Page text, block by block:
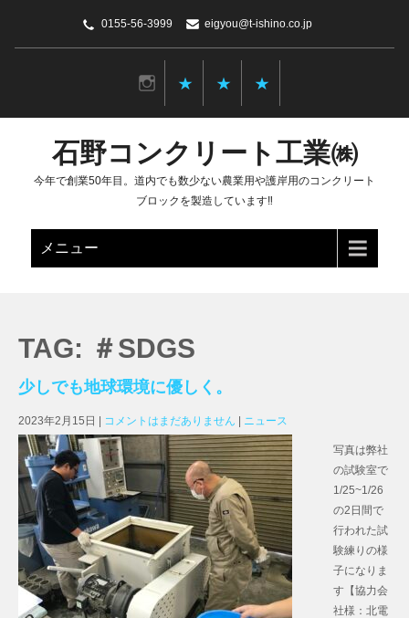
0155-56-3999 eigyou@t-ishino.co.jp
石野コンクリート工業㈱
今年で創業50年目。道内でも数少ない農業用や護岸用のコンクリート
ブロックを製造しています‼
メニュー
TAG: ＃SDGS
少しでも地球環境に優しく。
2023年2月15日 コメントはまだありません ニュース
写真は弊社
の試験室で
1/25~1/26
の2日間で
行われた試
験練りの様
子になりま
す【協力会
社様：北電